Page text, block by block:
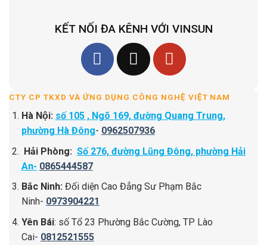
KẾT NỐI ĐA KÊNH VỚI VINSUN
CTY CP TKXD VÀ ỨNG DỤNG CÔNG NGHỆ VIỆT NAM
Hà Nội: số 105 , Ngõ 169, đường Quang Trung,
phường Hà Đông- 0962507936
Hải Phòng: Số 276, đường Lũng Đông, phường Hải
An- 0865444587
Bắc Ninh: Đối diện Cao Đẳng Sư Phạm Bắc
Ninh- 0973904221
Yên Bái: số Tổ 23 Phường Bắc Cường, TP Lào
Cai- 0812521555